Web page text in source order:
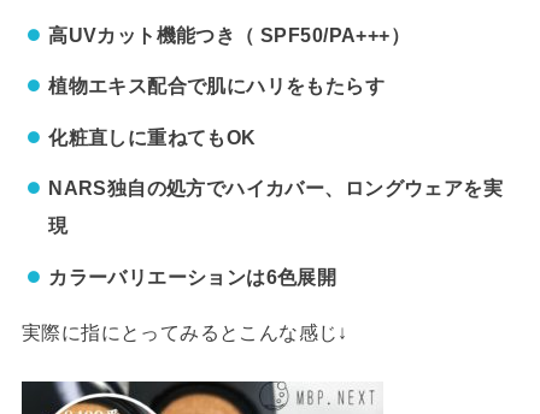
高UVカット機能つき（ SPF50/PA+++）
植物エキス配合で肌にハリをもたらす
化粧直しに重ねてもOK
NARS独自の処方でハイカバー、ロングウェアを実
現
カラーバリエーションは6色展開
実際に指にとってみるとこんな感じ↓